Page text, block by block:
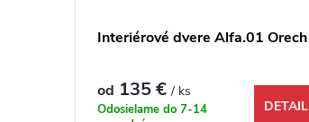
Interiérové dvere Alfa.01 Orech
od 135 €/ ks
Odosielame do 7-14
DETAIL